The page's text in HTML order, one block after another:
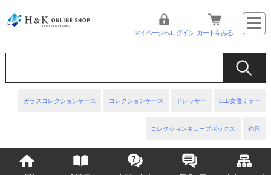
ガラスコレクションケース コレクションケース ドレッサー LED女優ミラー
コレクションキューブボックス 釣具
マイページへログイン カートをみる